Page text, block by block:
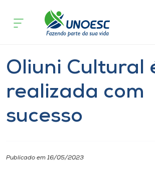
Cursos
Atendimento ao Estudante
Esporte
Oliuni Cultural
realizada com
sucesso
Publicado em 16/05/2023